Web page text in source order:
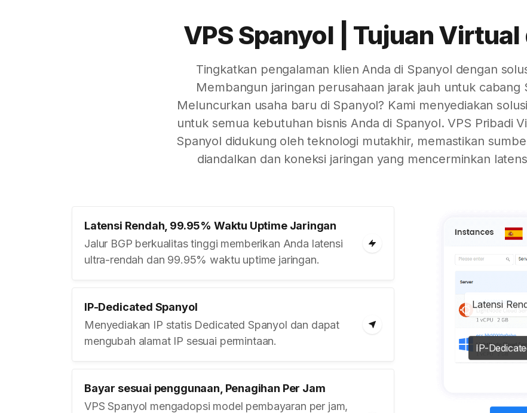
VPS Spanyol | Tujuan Virtual
Tingkatkan pengalaman klien Anda di Spanyol dengan
Membangun jaringan perusahaan jarak jauh untuk cabang
Meluncurkan usaha baru di Spanyol? Kami menyediakan
untuk semua kebutuhan bisnis Anda di Spanyol. VPS Pribadi
Spanyol didukung oleh teknologi mutakhir, memastikan
diandalkan dan koneksi jaringan yang mencerminkan
Latensi Rendah, 99.95% Waktu Uptime Jaringan
Jalur BGP berkualitas tinggi memberikan Anda latensi
ultra-rendah dan 99.95% waktu uptime jaringan.
IP-Dedicated Spanyol
Menyediakan IP statis Dedicated Spanyol dan dapat
mengubah alamat IP sesuai permintaan.
Bayar sesuai penggunaan, Penagihan Per Jam
VPS Spanyol mengadopsi model pembayaran per jam,
Latensi
IP-